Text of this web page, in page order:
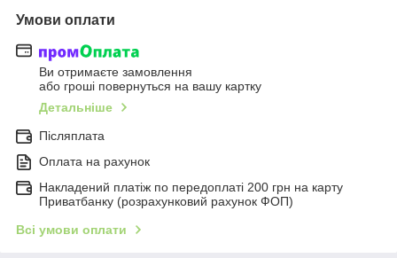
Умови оплати
Ви отримаєте замовлення
або гроші повернуться на вашу картку
Детальніше
Післяплата
Оплата на рахунок
Накладений платіж по передоплаті 200 грн на карту
Приватбанку (розрахунковий рахунок ФОП)
Всі умови оплати